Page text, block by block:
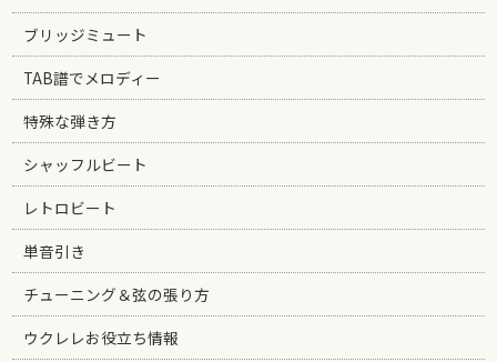
ブリッジミュート
TAB譜でメロディー
特殊な弾き方
シャッフルビート
レトロビート
単音引き
チューニング＆弦の張り方
ウクレレお役立ち情報